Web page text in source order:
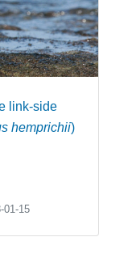
link-side
hemprichii)
01-15